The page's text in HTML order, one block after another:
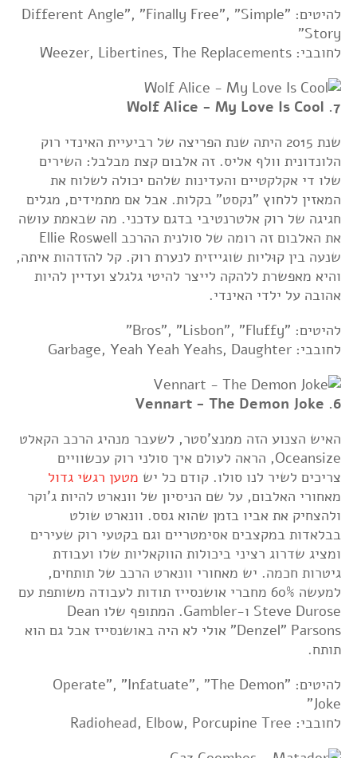
להיטים: "Different Angle", "Finally Free", "Simple
Story"
לחובבי: Weezer, Libertines, The Replacements
7. Wolf Alice - My Love Is Cool
שנת 2015 היתה שנת הפריצה של רביעיית האינדי רוק
הלונדונית וולף אליס. זה אלבום קצת מבלבל: השירים
שלו די אקלקטיים והעדינות שלהם יכולה לשלוח את
המאזין ללחוץ "נקסט" בקלות. אבל אם מתמידים, מגלים
חגיגה של רוק אלטרנטיבי בדגם עדכני. מה שבאמת עושה
את האלבום זה רומה של סולנית ההרכב Ellie Roswell
שנעה בין קוּליות שוגייזית לנערת רוק. קל להזדהות איתה,
והיא מאפשרת ללהקה לייצר להיטי גלגלצ ועדיין להיות
אהובה על ילדי האינדי.
להיטים: "Bros", "Lisbon", "Fluffy"
לחובבי: Garbage, Yeah Yeah Yeahs, Daughter
6. Vennart - The Demon Joke
האיש הצנוע הזה ממנצ'סטר, לשעבר מנהיג הרכב הקאלט
Oceansize, הראה לעולם איך סולני רוק עכשוויים
צריכים לשיר לנו סולו. קודם כל יש מטען רגשי גדול
מאחורי האלבום, על שם הניסיון של וונארט להיות ג'וקר
ולהצחיק את אביו בזמן שהוא גסס. וונארט שולט
בבלאדות במקצבים אסימטריים וגם בקטעי רוק שעירים
ומציג שדרוג רציני ביכולות הווקאליות שלו ועבודת
גיטרות חכמה. יש מאחורי וונארט הרכב של תותחים,
למעשה 60% מחברי אושנסייז תודות לעבודה משותפת עם
Steve Durose ו-Gambler. המתופף שלו Dean
"Denzel" Parsons אולי לא היה באושנסייז אבל גם הוא
תותח.
להיטים: "Operate", "Infatuate", "The Demon
Joke"
לחובבי: Radiohead, Elbow, Porcupine Tree